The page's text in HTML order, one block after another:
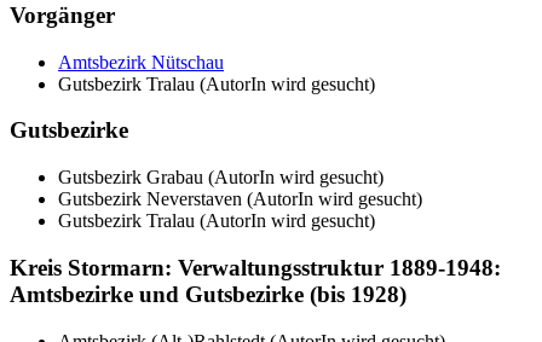
Vorgänger
Amtsbezirk Nütschau
Gutsbezirk Tralau (AutorIn wird gesucht)
Gutsbezirke
Gutsbezirk Grabau (AutorIn wird gesucht)
Gutsbezirk Neverstaven (AutorIn wird gesucht)
Gutsbezirk Tralau (AutorIn wird gesucht)
Kreis Stormarn: Verwaltungsstruktur 1889-1948:
Amtsbezirke und Gutsbezirke (bis 1928)